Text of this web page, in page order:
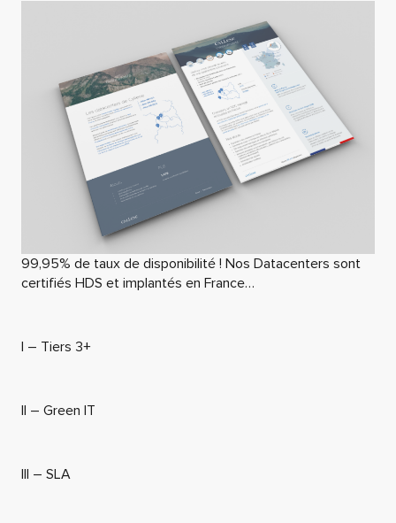
99,95% de taux de disponibilité ! Nos Datacenters sont
certifiés HDS et implantés en France…
I – Tiers 3+
II – Green IT
III – SLA